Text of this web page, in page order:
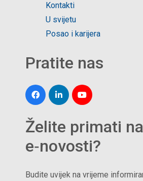
Kontakti
U svijetu
Posao i karijera
Pratite nas
Želite primati
e‑novosti?
Budite uvijek na vrijeme